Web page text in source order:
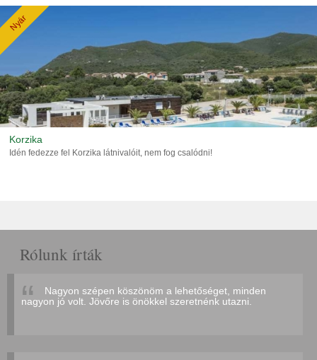
Nyár
Korzika
Idén fedezze fel Korzika látnivalóit, nem fog csalódni!
Rólunk írták
Nagyon szépen köszönöm a lehetőséget, minden
nagyon jó volt. Jövőre is önökkel szeretnénk utazni.